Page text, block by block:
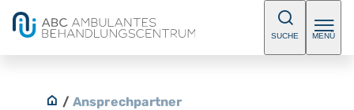
SUCHE MENÜ
/ Ansprechpartner